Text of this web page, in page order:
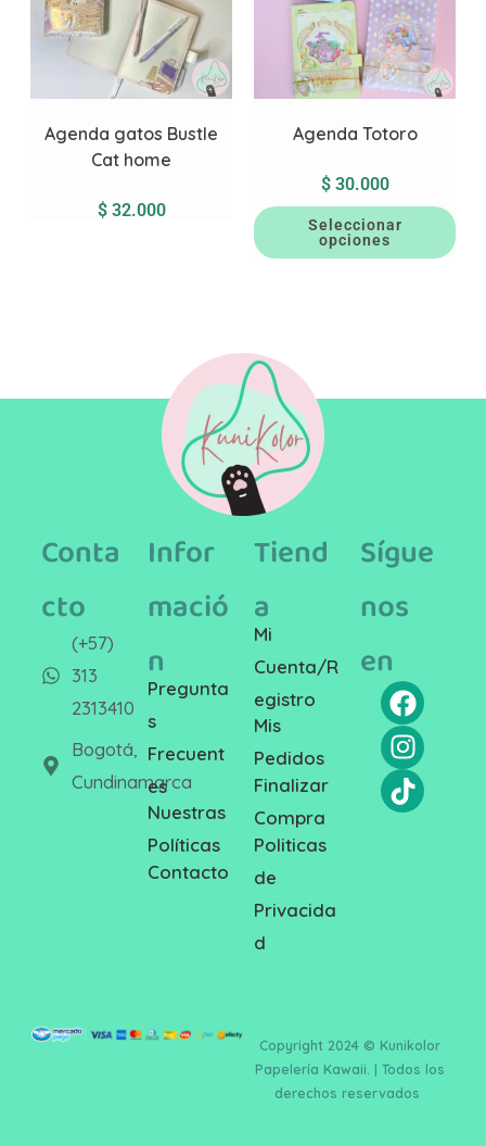
Agenda gatos Bustle
Cat home
$32.000
Agenda Totoro
$30.000
Seleccionar
opciones
Conta
cto
(+57)
313
2313410
Bogotá,
Cundinamarca
Infor
mació
n
Pregunta
s
Frecuent
es
Nuestras
Políticas
Contacto
Tiend
a
Mi
Cuenta/R
egistro
Mis
Pedidos
Finalizar
Compra
Politicas
de
Privacida
d
Sígue
nos
en
Copyright 2024 © Kunikolor
Papelería Kawaii. | Todos los
derechos reservados